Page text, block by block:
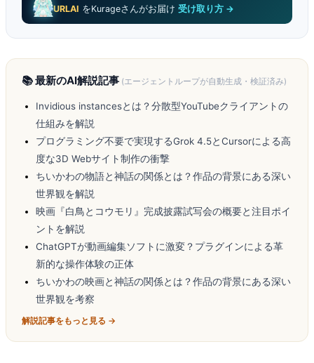
URLAI をKurageさんがお届け受け取り方 →
📚 最新のAI解説記事 (エージェントループが自動生成・検証済み)
Invidious instancesとは？分散型YouTubeクライアントの
仕組みを解説
プログラミング不要で実現するGrok 4.5とCursorによる高
度な3D Webサイト制作の衝撃
ちいかわの物語と神話の関係とは？作品の背景にある深い
世界観を解説
映画『白鳥とコウモリ』完成披露試写会の概要と注目ポイ
ントを解説
ChatGPTが動画編集ソフトに激変？プラグインによる革
新的な操作体験の正体
ちいかわの映画と神話の関係とは？作品の背景にある深い
世界観を考察
解説記事をもっと見る →